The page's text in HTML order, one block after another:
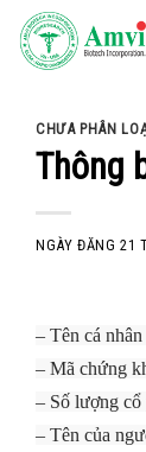
Skip
CHƯA PHÂN
Thông
NGÀY ĐĂNG21
– Tên cá
– Mã chứng
– Số lượng
– Tên của